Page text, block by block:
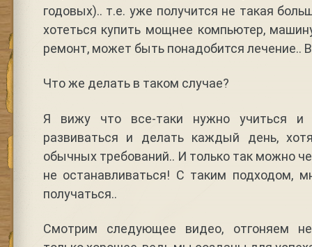
годовых).. т.е. уже получится не такая
хотеться купить мощнее компьютер,
ремонт, может быть понадобится лечение..
Что же делать в таком случае?
Я вижу что все-таки нужно учиться и
развиваться и делать каждый день,
обычных требований.. И только так можно
не останавливаться! С таким подходом,
получаться..
Смотрим следующее видео, отгоняем